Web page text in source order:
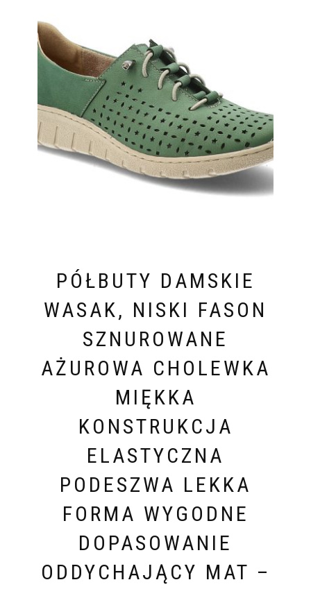
PÓŁBUTY DAMSKIE
WASAK, NISKI FASON
SZNUROWANE
AŻUROWA CHOLEWKA
MIĘKKA
KONSTRUKCJA
ELASTYCZNA
PODESZWA LEKKA
FORMA WYGODNE
DOPASOWANIE
ODDYCHAJĄCY MAT –